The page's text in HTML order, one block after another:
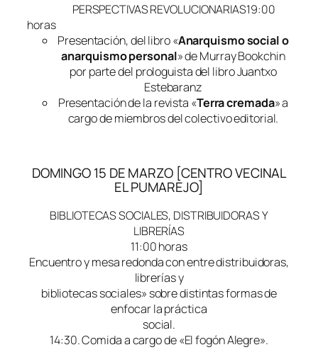
PERSPECTIVAS REVOLUCIONARIAS19:00
horas
Presentación, del libro «Anarquismo social o
anarquismo personal» de Murray Bookchin
por parte del prologuista del libro Juantxo
Estebaranz
Presentación de la revista «Terra cremada» a
cargo de miembros del colectivo editorial.
DOMINGO 15 DE MARZO [CENTRO VECINAL
EL PUMAREJO]
BIBLIOTECAS SOCIALES, DISTRIBUIDORAS Y
LIBRERÍAS
11:00 horas
Encuentro y mesa redonda con entre distribuidoras,
librerías y
bibliotecas sociales» sobre distintas formas de
enfocar la práctica
social.
14:30. Comida a cargo de «El fogón Alegre».